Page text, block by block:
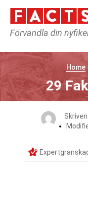
Förvandla din
Home
29
Skriven